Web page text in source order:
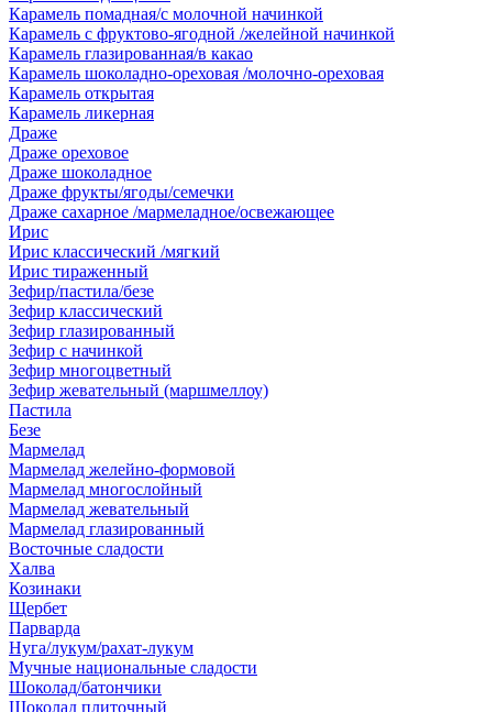
Карамель помадная/с молочной начинкой
Карамель с фруктово-ягодной /желейной начинкой
Карамель глазированная/в какао
Карамель шоколадно-ореховая /молочно-ореховая
Карамель открытая
Карамель ликерная
Драже
Драже ореховое
Драже шоколадное
Драже фрукты/ягоды/семечки
Драже сахарное /мармеладное/освежающее
Ирис
Ирис классический /мягкий
Ирис тираженный
Зефир/пастила/безе
Зефир классический
Зефир глазированный
Зефир с начинкой
Зефир многоцветный
Зефир жевательный (маршмеллоу)
Пастила
Безе
Мармелад
Мармелад желейно-формовой
Мармелад многослойный
Мармелад жевательный
Мармелад глазированный
Восточные сладости
Халва
Козинаки
Щербет
Парварда
Нуга/лукум/рахат-лукум
Мучные национальные сладости
Шоколад/батончики
Шоколад плиточный